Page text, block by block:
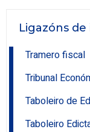
Ligazóns
Tramero fiscal
Tribunal
Taboleiro de
Taboleiro